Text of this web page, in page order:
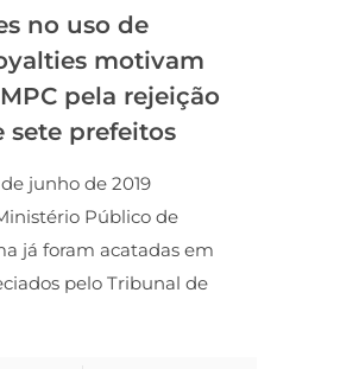
no uso de
motivam
pela rejeição
sete prefeitos
junho de 2019
Público de
já foram acatadas em
pelo Tribunal de